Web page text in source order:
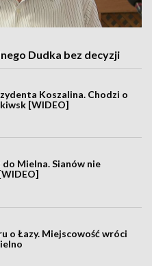
Dudka bez decyzji
Koszalina. Chodzi o
[WIDEO]
Mielna. Sianów nie
o Łazy. Miejscowość wróci